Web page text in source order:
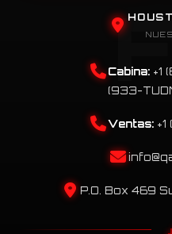
Cabina: +1
(933-
Ventas:
P.O. Box 469